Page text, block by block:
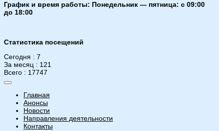
График и время работы: Понедельник — пятница: с 09:00
до 18:00
Статистика посещений
Сегодня : 7
За месяц : 121
Всего : 17747
Главная
Анонсы
Новости
Направления деятельности
Контакты